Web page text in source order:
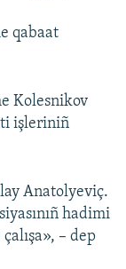
qabaat
Kolesnikov
işleriniñ
Anatolyeviç.
hadimi
– dep